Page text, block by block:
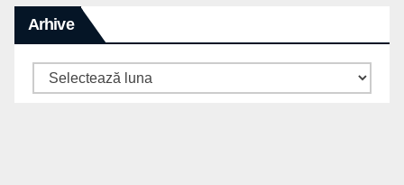
Arhive
Arhive